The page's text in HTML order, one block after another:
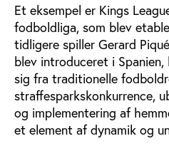
Et eksempel er Kings
fodboldliga, som blev
tidligere spiller Gerard
blev introduceret i
sig fra traditionelle
straffesparkskonkurrence,
og implementering af
et element af dynamik og